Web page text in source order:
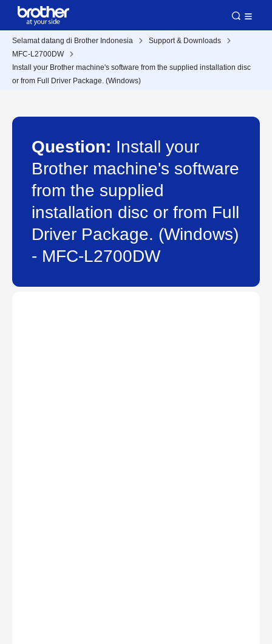
Selamat datang di Brother Indonesia
Support & Downloads
MFC-L2700DW
Install your Brother machine's software from the supplied installation disc
or from Full Driver Package. (Windows)
Question: Install your
Brother machine's software
from the supplied
installation disc or from Full
Driver Package. (Windows)
- MFC-L2700DW